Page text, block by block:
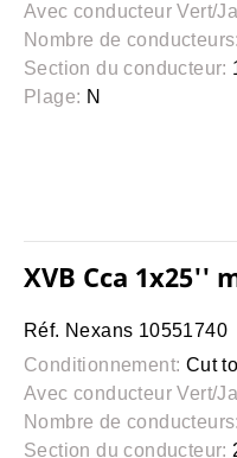
Avec conducteur Vert/
Nombre de conducteurs:
Section du conducteur:
Plage: N
XVB Cca 1x25''
Réf. Nexans 10551740
Conditionnement: Cut
Avec conducteur Vert/
Nombre de conducteurs:
Section du conducteur: